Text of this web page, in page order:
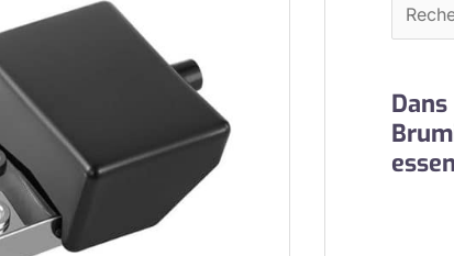
r